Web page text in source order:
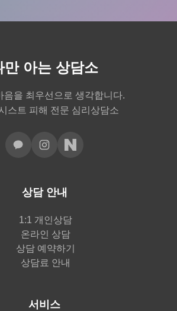
만 아는 상담소
음을 최우선으로 생각합니다.
스트 피해 전문 심리상담소
상담 안내
1:1 개인상담
온라인 상담
상담 예약하기
상담료 안내
서비스